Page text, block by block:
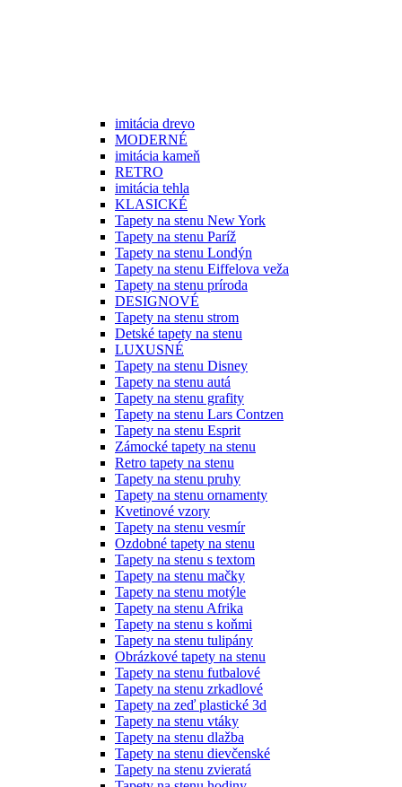
imitácia drevo
MODERNÉ
imitácia kameň
RETRO
imitácia tehla
KLASICKÉ
Tapety na stenu New York
Tapety na stenu Paríž
Tapety na stenu Londýn
Tapety na stenu Eiffelova veža
Tapety na stenu príroda
DESIGNOVÉ
Tapety na stenu strom
Detské tapety na stenu
LUXUSNÉ
Tapety na stenu Disney
Tapety na stenu autá
Tapety na stenu grafity
Tapety na stenu Lars Contzen
Tapety na stenu Esprit
Zámocké tapety na stenu
Retro tapety na stenu
Tapety na stenu pruhy
Tapety na stenu ornamenty
Kvetinové vzory
Tapety na stenu vesmír
Ozdobné tapety na stenu
Tapety na stenu s textom
Tapety na stenu mačky
Tapety na stenu motýle
Tapety na stenu Afrika
Tapety na stenu s koňmi
Tapety na stenu tulipány
Obrázkové tapety na stenu
Tapety na stenu futbalové
Tapety na stenu zrkadlové
Tapety na zeď plastické 3d
Tapety na stenu vtáky
Tapety na stenu dlažba
Tapety na stenu dievčenské
Tapety na stenu zvieratá